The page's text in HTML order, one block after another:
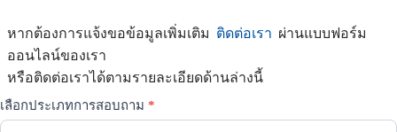
หากต้องการแจ้งขอข้อมูลเพิ่มเติม ติดต่อเรา ผ่านแบบฟอร์ม
ออนไลน์ของเรา
หรือติดต่อเราได้ตามรายละเอียดด้านล่างนี้
ติดต่อ
เรา
เลือกประเภทการสอบถาม *